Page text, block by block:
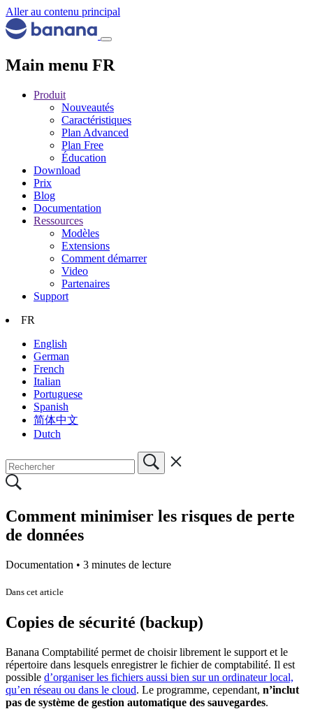
Aller au contenu principal
Main menu FR
Produit
Nouveautés
Caractéristiques
Plan Advanced
Plan Free
Éducation
Download
Prix
Blog
Documentation
Ressources
Modèles
Extensions
Comment démarrer
Video
Partenaires
Support
FR
English
German
French
Italian
Portuguese
Spanish
简体中文
Dutch
Comment minimiser les risques de perte
de données
Documentation • 3 minutes de lecture
Dans cet article
Copies de sécurité (backup)
Banana Comptabilité permet de choisir librement le support et le
répertoire dans lesquels enregistrer le fichier de comptabilité. Il est
possible d’organiser les fichiers aussi bien sur un ordinateur local,
qu’en réseau ou dans le cloud. Le programme, cependant, n’inclut
pas de système de gestion automatique des sauvegardes.